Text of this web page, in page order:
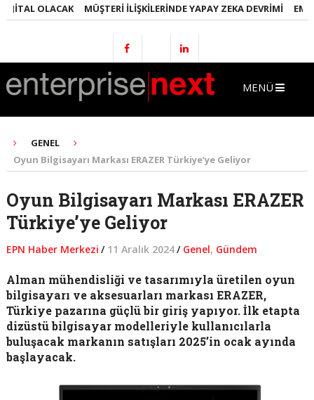
OLACAK MÜŞTERI İLIŞKILERINDE YAPAY ZEKA DEVRIMI
MENÜ
GENEL
Oyun Bilgisayarı Markası ERAZER Türkiye’ye Geliyor
Oyun Bilgisayarı Markası ERAZER
Türkiye’ye Geliyor
EPN Haber Merkezi / 11 Aralık 2024/ Genel, Gündem
Alman mühendisliği ve tasarımıyla üretilen oyun
bilgisayarı ve aksesuarları markası ERAZER,
Türkiye pazarına güçlü bir giriş yapıyor. İlk etapta
dizüstü bilgisayar modelleriyle kullanıcılarla
buluşacak markanın satışları 2025’in ocak ayında
başlayacak.